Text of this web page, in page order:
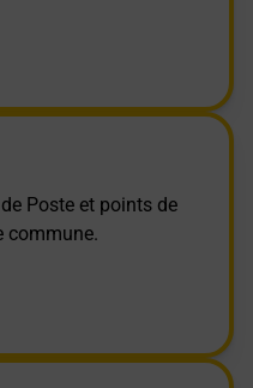
Poste et points de
commune.